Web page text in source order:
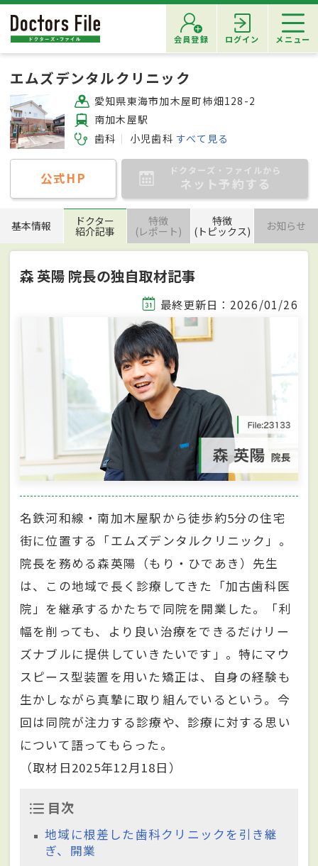
会員登録 ログイン メニュー
エムズデンタルクリニック
愛知県東海市加木屋町柿畑128-2
南加木屋駅
歯科
小児歯科 すべて見る
公式HP ドクターズ・ファイルから
ネット予約する
基本情報 ドクター
紹介記事
特徴
(レポート)
特徴
(トピックス) お知らせ
森 英陽 院長の独自取材記事
最終更新日：2026/01/26
名鉄河和線・南加木屋駅から徒歩約5分の住宅
街に位置する「エムズデンタルクリニック」。
院長を務める森英陽（もり・ひであき）先生
は、この地域で長く診療してきた「加古歯科医
院」を継承するかたちで同院を開業した。「利
幅を削っても、より良い治療をできるだけリー
ズナブルに提供していきたいです」。特にマウ
スピース型装置を用いた矯正は、自身の経験も
生かしながら真摯に取り組んでいるという。今
回は同院が注力する診療や、診療に対する思い
について語ってもらった。
（取材日2025年12月18日）
目次
地域に根差した歯科クリニックを引き継
ぎ、開業